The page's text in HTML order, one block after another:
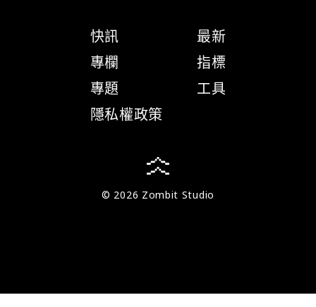
快訊
專欄
專題
隱私權政策
最新
指標
工具
© 2026 Zombit Studio